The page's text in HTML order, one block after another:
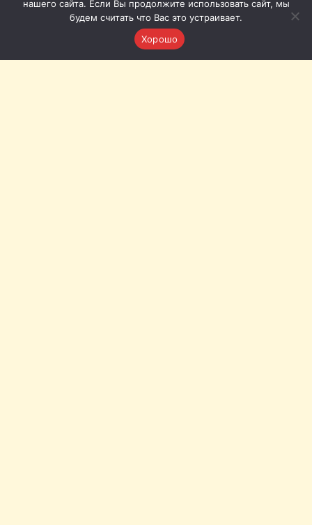
нашего сайта. Если Вы продолжите использовать сайт, мы
будем считать что Вас это устраивает.
Хорошо